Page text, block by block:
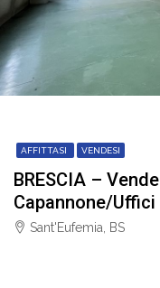
AFFITTASI VENDESI
BRESCIA –
Capannone/Uffici
Sant'Eufemia, BS